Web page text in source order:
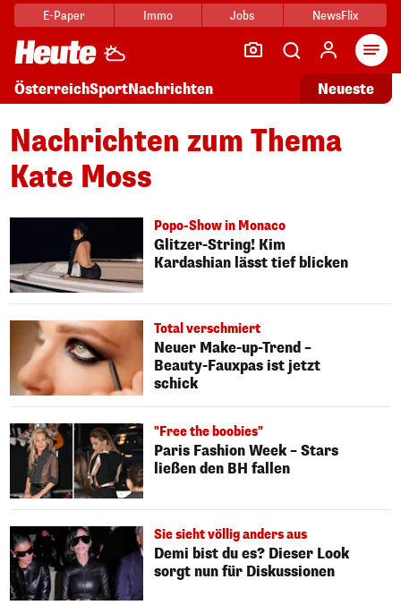
E-Paper Immo Jobs NewsFlix
ÖsterreichSportNachrichten Neueste
Nachrichten zum Thema
Kate Moss
Popo-Show in Monaco
Glitzer-String! Kim
Kardashian lässt tief blicken
Total verschmiert
Neuer Make-up-Trend –
Beauty-Fauxpas ist jetzt
schick
"Free the boobies"
Paris Fashion Week – Stars
ließen den BH fallen
Sie sieht völlig anders aus
Demi bist du es? Dieser Look
sorgt nun für Diskussionen